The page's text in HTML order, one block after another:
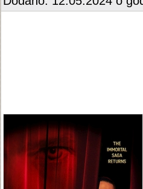
::"Interview with the Vampire" [S01E01-02]